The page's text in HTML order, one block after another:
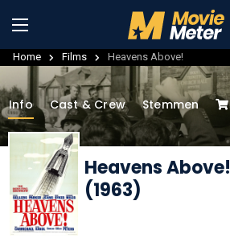
Home Films Heavens Above!
Info Cast & Crew Stemmen
Heavens Above!
(1963)